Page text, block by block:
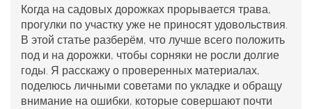
Когда на садовых дорожках прорывается трава,
прогулки по участку уже не приносят удовольствия.
В этой статье разберём, что лучше всего положить
под и на дорожки, чтобы сорняки не росли долгие
годы. Я расскажу о проверенных материалах,
поделюсь личными советами по укладке и обращу
внимание на ошибки, которые совершают почти